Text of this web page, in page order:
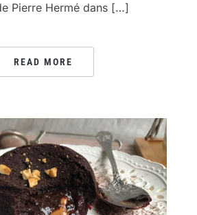
Pierre Hermé dans […]
READ MORE